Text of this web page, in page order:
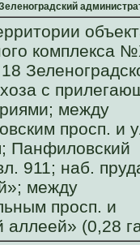
комплекса
с
между
просп. и
Панфиловский
911; наб.
между
просп. и
аллеей» (0,28